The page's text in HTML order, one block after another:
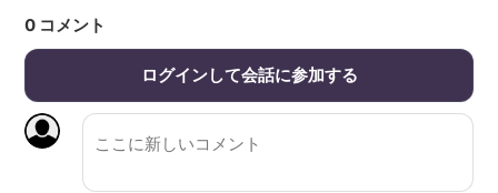
0 コメント
ログインして会話に参加する